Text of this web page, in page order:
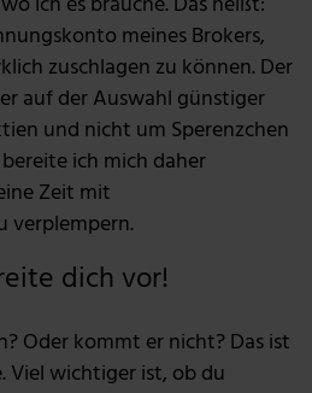
meines Brokers,
zuschlagen zu können. Der
auf der Auswahl günstiger
und nicht um Sperenzchen
ich mich daher
Zeit mit
verplempern.
dich vor!
Oder kommt er nicht? Das ist
Viel wichtiger ist, ob du